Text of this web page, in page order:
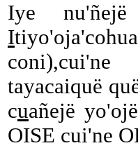
Iye
I
coni),cui'ne
tayacaiquë
cuañejë
OISE cui'ne